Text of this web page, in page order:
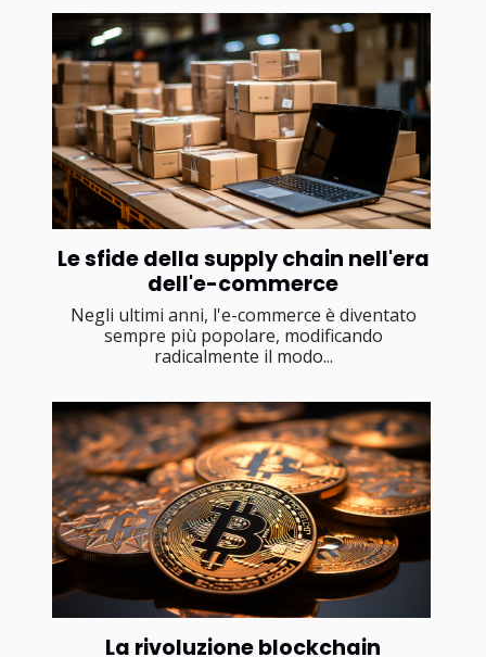
Le sfide della supply chain nell'era
dell'e-commerce
Negli ultimi anni, l'e-commerce è diventato
sempre più popolare, modificando
radicalmente il modo...
La rivoluzione blockchain